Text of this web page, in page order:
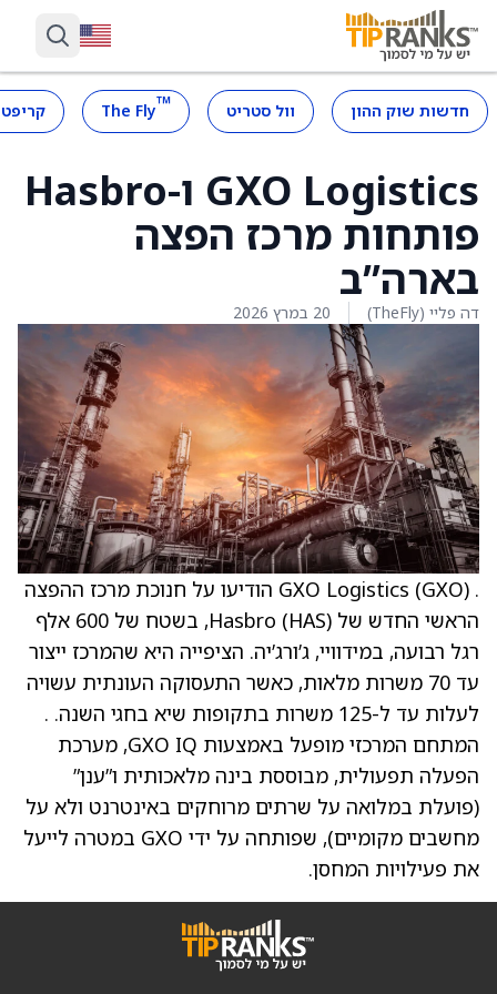
חדשות שוק ההון וול סטריט ™
The Fly
GXO Logistics ו-Hasbro
פותחות מרכז הפצה
בארה”ב
דה פליי (TheFly) 20 במרץ 2026
. GXO Logistics (GXO) הודיעו על חנוכת מרכז ההפצה
הראשי החדש של Hasbro (HAS), בשטח של 600 אלף
רגל רבועה, במידוויי, ג’ורג’יה. הציפייה היא שהמרכז ייצור
עד 70 משרות מלאות, כאשר התעסוקה העונתית עשויה
לעלות עד ל-125 משרות בתקופות שיא בחגי השנה. .
המתחם המרכזי מופעל באמצעות GXO IQ, מערכת
הפעלה תפעולית, מבוססת בינה מלאכותית ו”ענן”
(פועלת במלואה על שרתים מרוחקים באינטרנט ולא על
מחשבים מקומיים), שפותחה על ידי GXO במטרה לייעל
את פעילויות המחסן.